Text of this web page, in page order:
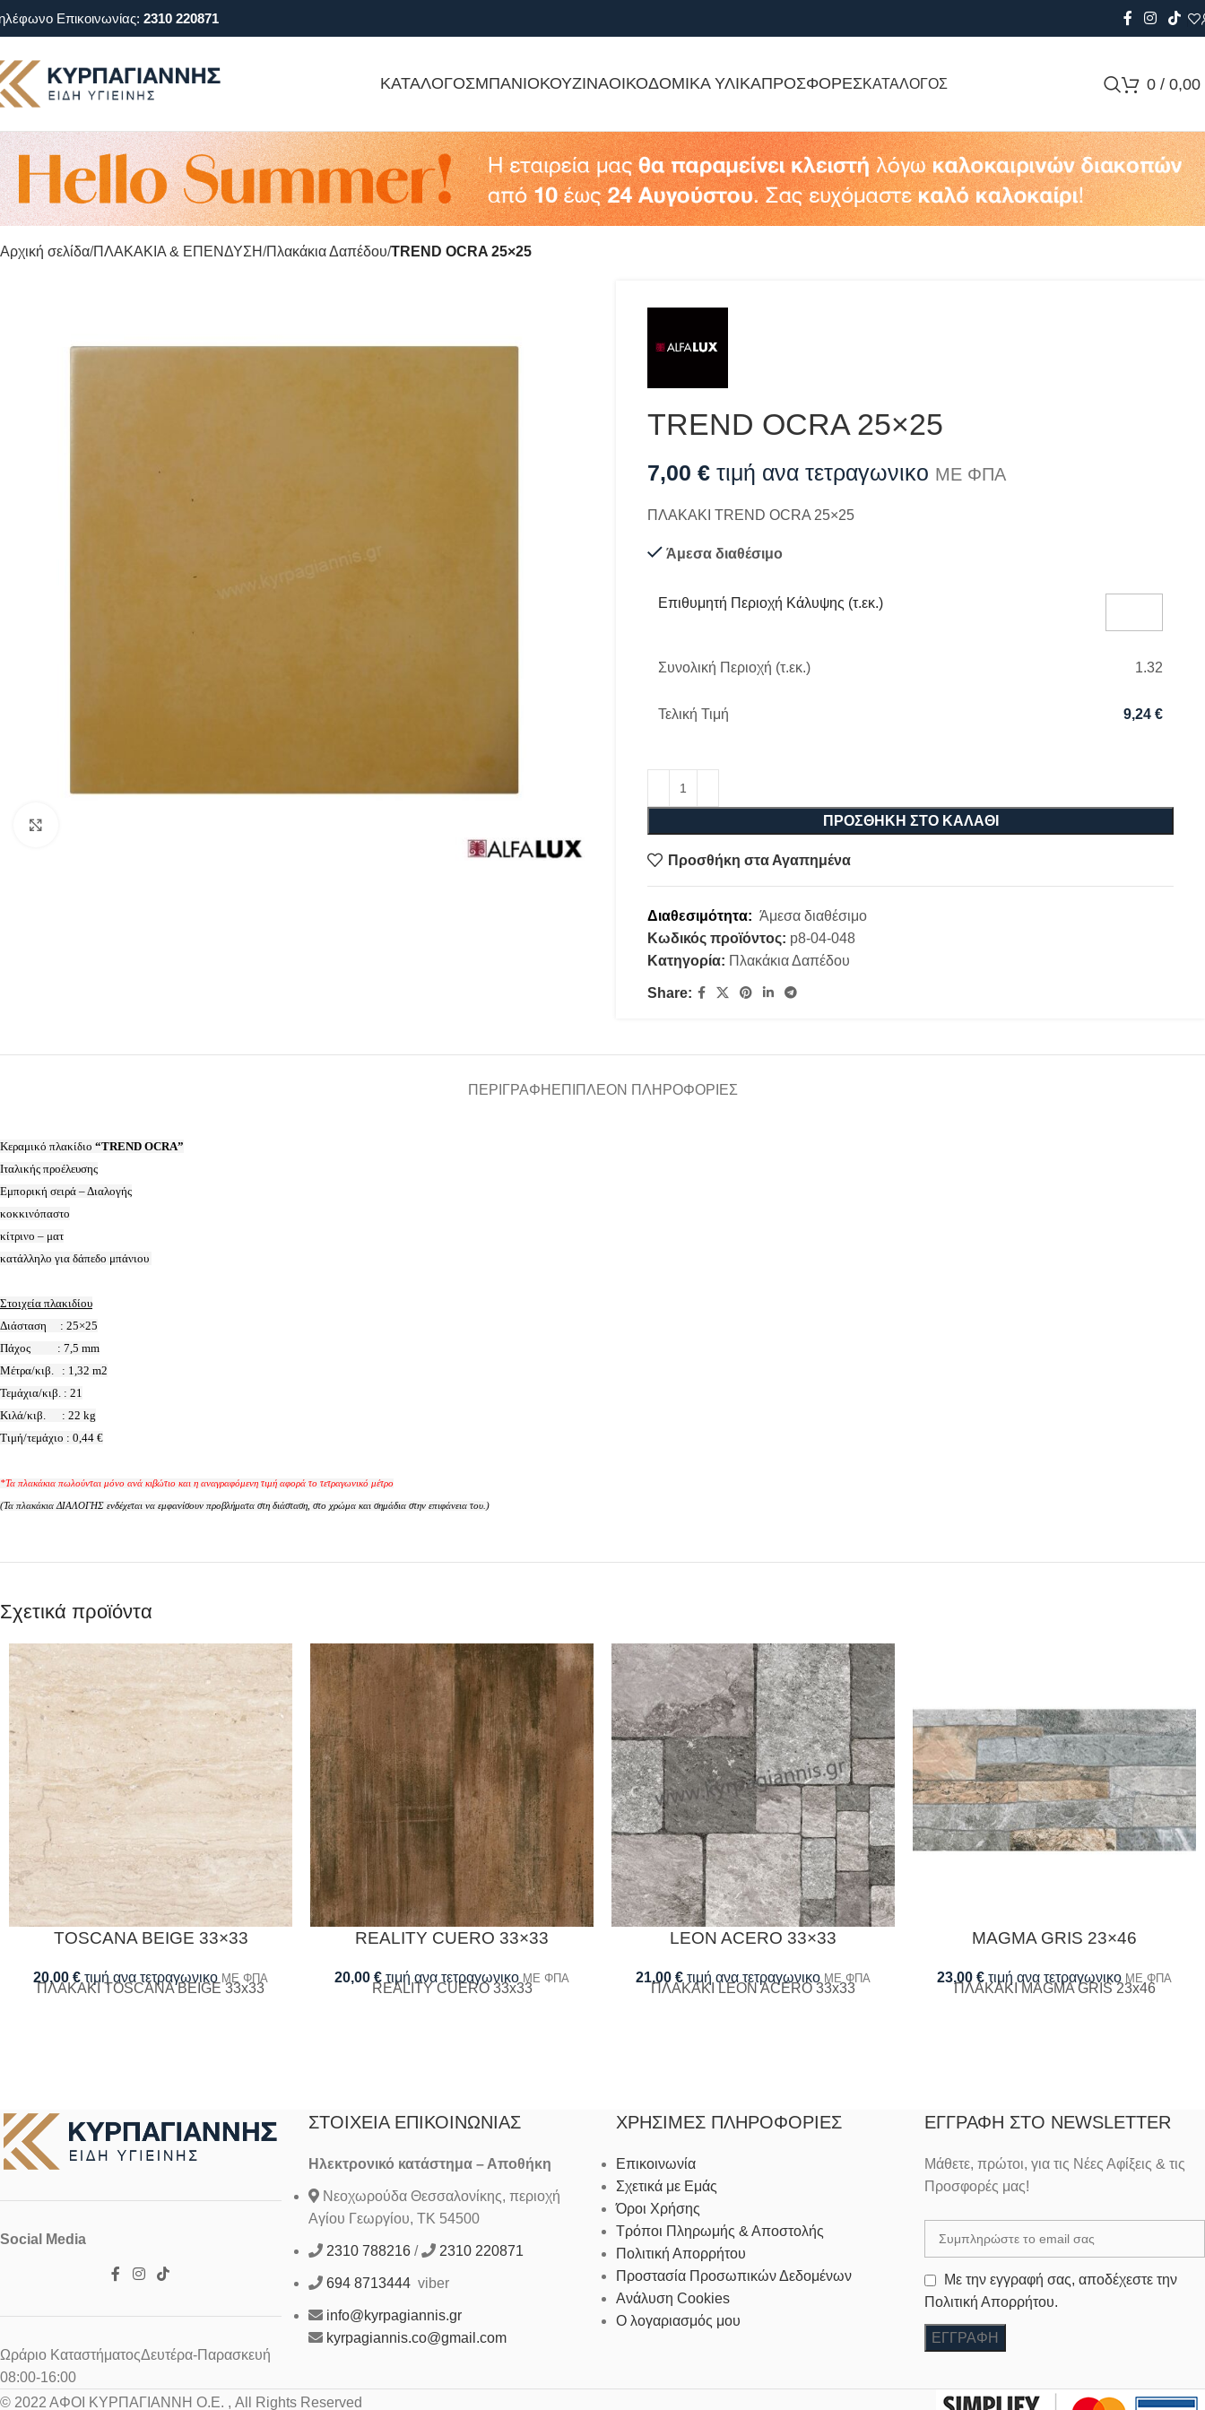
Επικοινωνίας: 2310 220871
ΚΑΤΑΛΟΓΟΣΜΠΑΝΙΟΚΟΥΖΙΝΑΟΙΚΟΔΟΜΙΚΑ ΥΛΙΚΑΠΡΟΣΦΟΡΕΣΚΑΤΑΛΟΓΟΣ 0 / 0,00
Αρχική σελίδα ΠΛΑΚΑΚΙΑ & ΕΠΕΝΔΥΣΗ Πλακάκια Δαπέδου TREND OCRA 25×25
TREND OCRA 25×25
7,00 € τιμή ανα τετραγωνικο ΜΕ ΦΠΑ
ΠΛΑΚΑΚΙ TREND OCRA 25×25
Άμεσα διαθέσιμο
Επιθυμητή Περιοχή Κάλυψης (τ.εκ.)
Συνολική Περιοχή (τ.εκ.) 1.32
Τελική Τιμή 9,24 €
ΠΡΟΣΘΉΚΗ ΣΤΟ ΚΑΛΆΘΙ
Προσθήκη στα Αγαπημένα
Διαθεσιμότητα: Άμεσα διαθέσιμο
Κωδικός προϊόντος: p8-04-048
Κατηγορία: Πλακάκια Δαπέδου
Share:
ΠΕΡΙΓΡΑΦΉ ΕΠΙΠΛΈΟΝ ΠΛΗΡΟΦΟΡΊΕΣ
Κεραμικό πλακίδιο “TREND OCRA”
Ιταλικής προέλευσης
Εμπορική σειρά – Διαλογής
κοκκινόπαστο
κίτρινο – ματ
κατάλληλο για δάπεδο μπάνιου
Στοιχεία πλακιδίου
Διάσταση : 25×25
Πάχος : 7,5 mm
Μέτρα/κιβ. : 1,32 m2
Τεμάχια/κιβ. : 21
Κιλά/κιβ. : 22 kg
Τιμή/τεμάχιο : 0,44 €
*Τα πλακάκια πωλούνται μόνο ανά κιβώτιο και η αναγραφόμενη τιμή αφορά το τετραγωνικό μέτρο
(Τα πλακάκια ΔΙΑΛΟΓΗΣ ενδέχεται να εμφανίσουν προβλήματα στη διάσταση, στο χρώμα και σημάδια στην επιφάνεια του.)
Σχετικά προϊόντα
TOSCANA BEIGE 33×33
20,00 € τιμή ανα τετραγωνικο ΜΕ ΦΠΑ
ΠΛΑΚΑΚΙ TOSCANA BEIGE 33x33
REALITY CUERO 33×33
20,00 € τιμή ανα τετραγωνικο ΜΕ ΦΠΑ
REALITY CUERO 33x33
LEON ACERO 33×33
21,00 € τιμή ανα τετραγωνικο ΜΕ ΦΠΑ
ΠΛΑΚΑΚΙ LEON ACERO 33x33
MAGMA GRIS 23×46
23,00 € τιμή ανα τετραγωνικο ΜΕ ΦΠΑ
ΠΛΑΚΑΚΙ MAGMA GRIS 23x46
Social Media
Ωράριο ΚαταστήματοςΔευτέρα-Παρασκευή
08:00-16:00
ΣΤΟΙΧΕΊΑ ΕΠΙΚΟΙΝΩΝΊΑΣ
Ηλεκτρονικό κατάστημα – Αποθήκη
Νεοχωρούδα Θεσσαλονίκης, περιοχή
Αγίου Γεωργίου, ΤΚ 54500
2310 788216/ 2310 220871
694 8713444viber
info@kyrpagiannis.gr
kyrpagiannis.co@gmail.com
ΧΡΉΣΙΜΕΣ ΠΛΗΡΟΦΟΡΊΕΣ
Επικοινωνία
Σχετικά με Εμάς
Όροι Χρήσης
Τρόποι Πληρωμής & Αποστολής
Πολιτική Απορρήτου
Προστασία Προσωπικών Δεδομένων
Ανάλυση Cookies
Ο λογαριασμός μου
ΕΓΓΡΑΦΉ ΣΤΟ NEWSLETTER
Μάθετε, πρώτοι, για τις Νέες Αφίξεις & τις
Προσφορές μας!
Με την εγγραφή σας, αποδέχεστε την
Πολιτική Απορρήτου.
© 2022 ΑΦΟΙ ΚΥΡΠΑΓΙΑΝΝΗ Ο.Ε. , All Rights Reserved